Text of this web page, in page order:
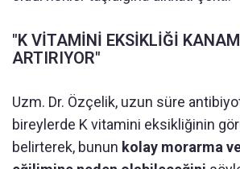
"K VİTAMİNİ EKSİKLİĞİ
ARTIRIYOR"
Uzm. Dr. Özçelik, uzun süre
bireylerde K vitamini eksikliğinin
belirterek, bunun kolay morarma